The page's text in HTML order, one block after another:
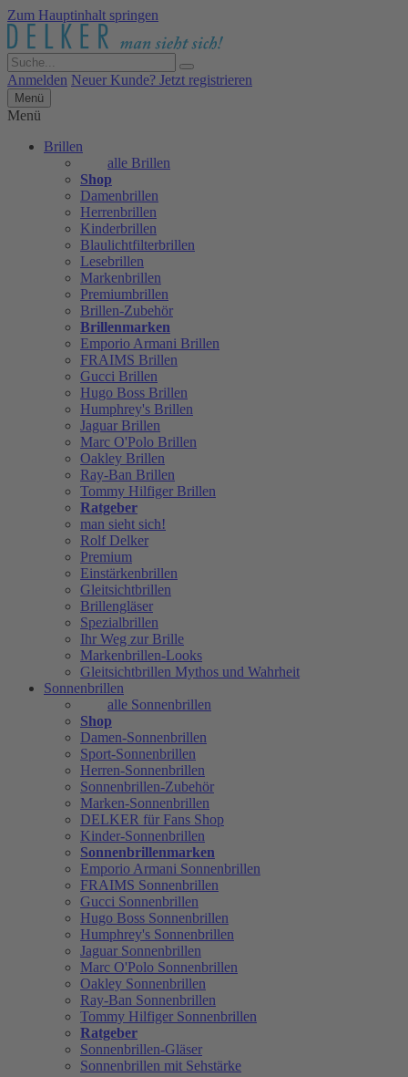
Zum Hauptinhalt springen
Anmelden Neuer Kunde? Jetzt registrieren
Menü
Menü
Brillen
alle Brillen
Shop
Damenbrillen
Herrenbrillen
Kinderbrillen
Blaulichtfilterbrillen
Lesebrillen
Markenbrillen
Premiumbrillen
Brillen-Zubehör
Brillenmarken
Emporio Armani Brillen
FRAIMS Brillen
Gucci Brillen
Hugo Boss Brillen
Humphrey's Brillen
Jaguar Brillen
Marc O'Polo Brillen
Oakley Brillen
Ray-Ban Brillen
Tommy Hilfiger Brillen
Ratgeber
man sieht sich!
Rolf Delker
Premium
Einstärkenbrillen
Gleitsichtbrillen
Brillengläser
Spezialbrillen
Ihr Weg zur Brille
Markenbrillen-Looks
Gleitsichtbrillen Mythos und Wahrheit
Sonnenbrillen
alle Sonnenbrillen
Shop
Damen-Sonnenbrillen
Sport-Sonnenbrillen
Herren-Sonnenbrillen
Sonnenbrillen-Zubehör
Marken-Sonnenbrillen
DELKER für Fans Shop
Kinder-Sonnenbrillen
Sonnenbrillenmarken
Emporio Armani Sonnenbrillen
FRAIMS Sonnenbrillen
Gucci Sonnenbrillen
Hugo Boss Sonnenbrillen
Humphrey's Sonnenbrillen
Jaguar Sonnenbrillen
Marc O'Polo Sonnenbrillen
Oakley Sonnenbrillen
Ray-Ban Sonnenbrillen
Tommy Hilfiger Sonnenbrillen
Ratgeber
Sonnenbrillen-Gläser
Sonnenbrillen mit Sehstärke